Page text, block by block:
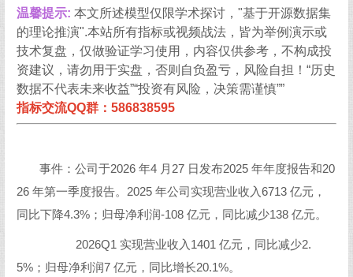
温馨提示: 本文所述模型仅限学术探讨，"基于开源数据集
的理论推演".本站所有指标或视频战法，皆为举例演示或
技术复盘，仅做验证学习使用，内容仅供参考，不构成投
资建议，请勿用于实盘，否则自负盈亏，风险自担！“历史
数据不代表未来收益”“投资有风险，决策需谨慎””
指标交流QQ群：586838595
事件：公司于2026 年4 月27 日发布2025 年年度报告和20
26 年第一季度报告。2025 年公司实现营业收入6713 亿元，
同比下降4.3%；归母净利润-108 亿元，同比减少138 亿元。
2026Q1 实现营业收入1401 亿元，同比减少2.
5%；归母净利润7 亿元，同比增长20.1%。